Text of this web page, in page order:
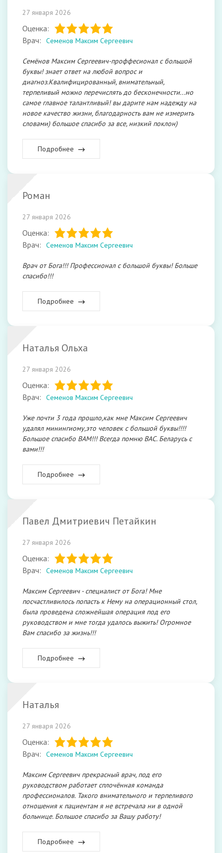
27 января 2026
Оценка:
Врач:
Семенов Максим Сергеевич
Семёнов Максим Сергеевич-проффесионал с большой
буквы! знает ответ на любой вопрос и
диагноз.Квалифицированный, внимательный,
терпеливый можно перечислять до бесконечности...но
самое главное талантливый! вы дарите нам надежду на
новое качество жизни, благодарность вам не измерить
словами) большое спасибо за все, низкий поклон)
Подробнее
Роман
27 января 2026
Оценка:
Врач:
Семенов Максим Сергеевич
Врач от Бога!!! Профессионал с большой буквы! Больше
спасибо!!!
Подробнее
Наталья Ольха
27 января 2026
Оценка:
Врач:
Семенов Максим Сергеевич
Уже почти 3 года прошло,как мне Максим Сергеевич
удалял минингиому,это человек с большой буквы!!!!
Большое спасибо ВАМ!!! Всегда помню ВАС. Беларусь с
вами!!!
Подробнее
Павел Дмитриевич Петайкин
27 января 2026
Оценка:
Врач:
Семенов Максим Сергеевич
Максим Сергеевич - специалист от Бога! Мне
посчастливилось попасть к Нему на операционный стол,
была проведена сложнейшая операция под его
руководством и мне тогда удалось выжить! Огромное
Вам спасибо за жизнь!!!
Подробнее
Наталья
27 января 2026
Оценка:
Врач:
Семенов Максим Сергеевич
Максим Сергеевич прекрасный врач, под его
руководством работает сплочённая команда
профессионалов. Такого внимательного и терпеливого
отношения к пациентам я не встречала ни в одной
больнице. Большое спасибо за Вашу работу!
Подробнее